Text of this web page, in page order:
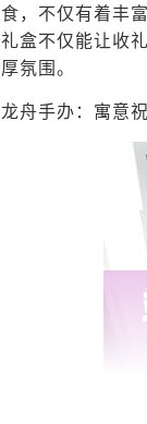
食，不仅有着丰
礼盒不仅能让收
厚氛围。
龙舟手办：寓意